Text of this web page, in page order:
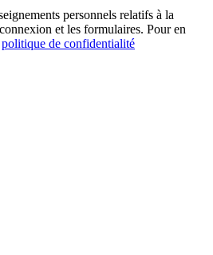
personnels relatifs à la
et les formulaires. Pour en
politique de confidentialité